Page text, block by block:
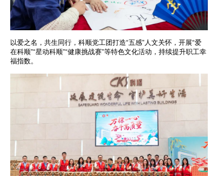
以爱之名，共生同行，科顺党工团打造“五感”人文关怀，开展“爱
在科顺”“星动科顺”“健康挑战赛”等特色文化活动，持续提升职工幸
福指数。